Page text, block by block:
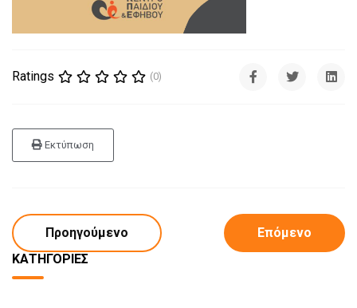
Ratings (0)
Εκτύπωση
Προηγούμενο
Επόμενο
ΚΑΤΗΓΟΡΊΕΣ